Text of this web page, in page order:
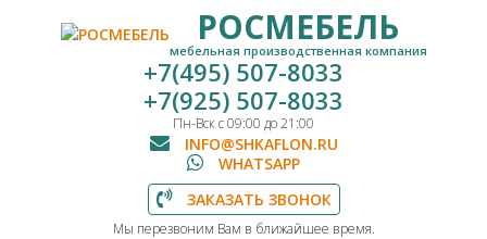
РОСМЕБЕЛЬ
мебельная производственная компания
+7(495) 507-8033
+7(925) 507-8033
Пн-Вск с 09:00 до 21:00
INFO@SHKAFLON.RU
WHATSAPP
ЗАКАЗАТЬ ЗВОНОК
Мы перезвоним Вам в ближайшее время.